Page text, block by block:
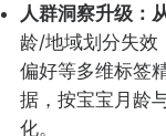
人群洞察升级：
龄/地域划分失效
偏好等多维标签
据，按宝宝月龄
化。